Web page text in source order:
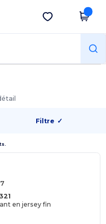
Obtenir l'appli
Filtre ✓
en jersey fin